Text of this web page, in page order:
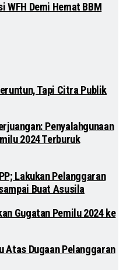
WFH Demi Hemat BBM
Tapi Citra Publik
Penyalahgunaan
2024 Terburuk
Lakukan Pelanggaran
Buat Asusila
Gugatan Pemilu 2024 ke
Atas Dugaan Pelanggaran